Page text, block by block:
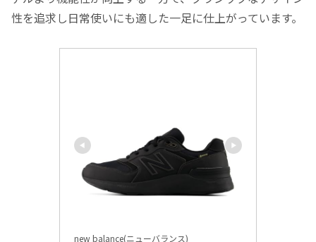
性を追求し日常使いにも適した一足に仕上がっています。
new balance(ニューバランス)